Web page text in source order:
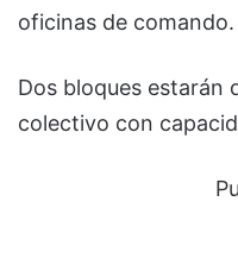
oficinas de comando.
Dos bloques estarán
colectivo con